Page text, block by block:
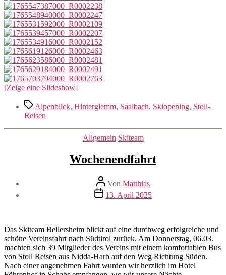
[Zeige eine Slideshow]
Schlagwörter
Alpenblick, Hinterglemm, Saalbach, Skiopening, Stoll-
Reisen
Kategorien
Allgemein Skiteam
Wochenendfahrt
Beitragsautor
Von Matthias
Veröffentlichungsdatum
13. April 2025
Das Skiteam Bellersheim blickt auf eine durchweg erfolgreiche und
schöne Vereinsfahrt nach Südtirol zurück. Am Donnerstag, 06.03.
machten sich 39 Mitglieder des Vereins mit einem komfortablen Bus
von Stoll Reisen aus Nidda-Harb auf den Weg Richtung Süden.
Nach einer angenehmen Fahrt wurden wir herzlich im Hotel